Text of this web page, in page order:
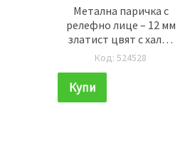
Метална паричка с
релефно лице – 12 мм
златист цвят с халка
-50 броя
Код: 524528
Купи